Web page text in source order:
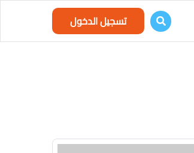
تسجيل الدخول